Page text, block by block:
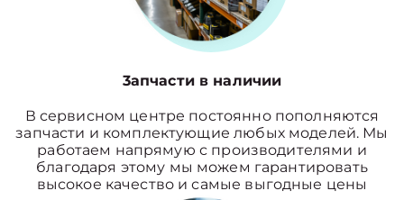
3апчасти в наличии
В сервисном центре постоянно пополняются
запчасти и комплектующие любых моделей. Мы
работаем напрямую с производителями и
благодаря этому мы можем гарантировать
высокое качество и самые выгодные цены